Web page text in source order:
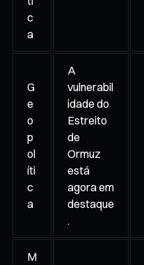
c
a
G
e
o
p
ol
íti
c
a
A
vulnerabil
idade do
Estreito
de
Ormuz
está
agora em
destaque
.
M